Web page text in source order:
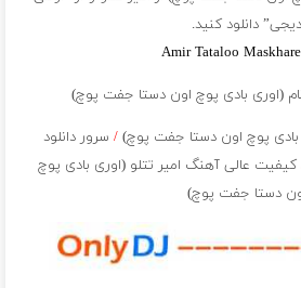
دیجی” دانلود کنید.
Amir Tataloo
پوچ اون دستا جفت پوچ)/ سرور دانلود
کیفیت عالی آهنگ امیر تتلو (اورى بادى پوچ
دستا جفت پوچ)